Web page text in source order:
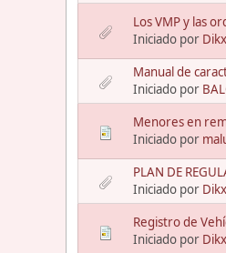
Los VMP y las
Iniciado por
Manual de
Iniciado por
Menores en
Iniciado por
PLAN DE
Iniciado por
Registro de
Iniciado por